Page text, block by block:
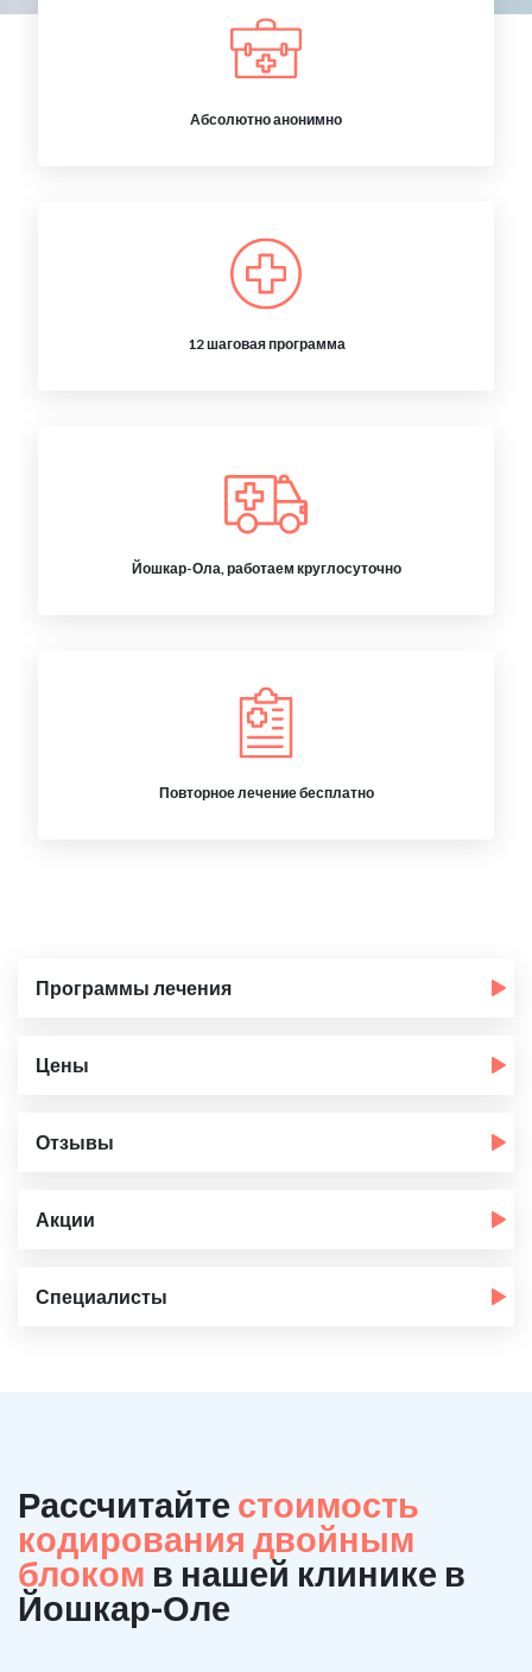
Абсолютно анонимно
12 шаговая программа
Йошкар-Ола, работаем круглосуточно
Повторное лечение бесплатно
Программы лечения
Цены
Отзывы
Акции
Специалисты
Рассчитайте стоимость
кодирования двойным
блоком в нашей клинике в
Йошкар-Оле